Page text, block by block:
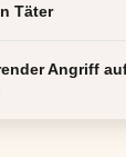
Täter
Angriff